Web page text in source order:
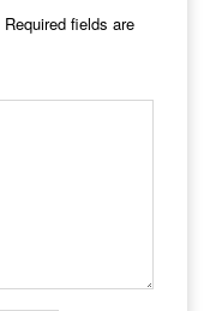
Required fields are